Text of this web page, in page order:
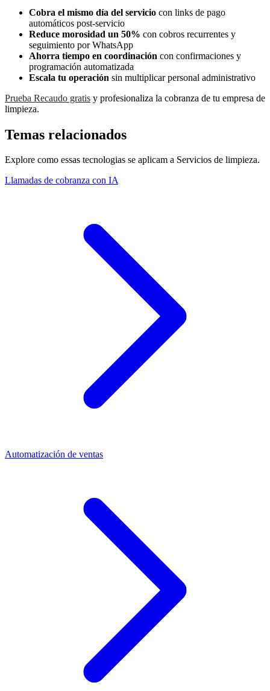
Cobra el mismo día del servicio con links de pago
automáticos post-servicio
Reduce morosidad un 50% con cobros recurrentes y
seguimiento por WhatsApp
Ahorra tiempo en coordinación con confirmaciones y
programación automatizada
Escala tu operación sin multiplicar personal administrativo
Prueba Recaudo gratis y profesionaliza la cobranza de tu empresa de
limpieza.
Temas relacionados
Explore como essas tecnologias se aplicam a Servicios de limpieza.
Llamadas de cobranza con IA
Automatización de ventas